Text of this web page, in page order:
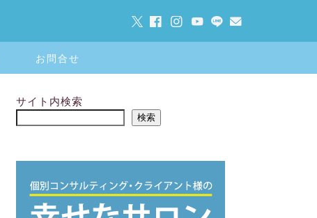
お問合せ
サイト内検索
検索